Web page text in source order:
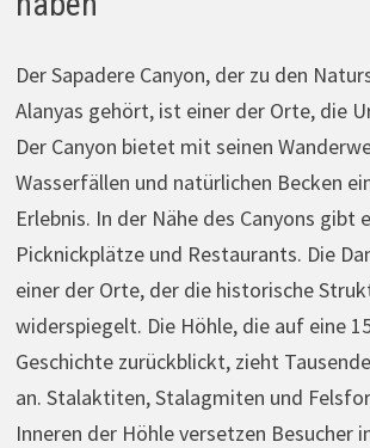
Der Sapadere Canyon, der zu den
Alanyas gehört, ist einer der Orte, die
Der Canyon bietet mit seinen
Wasserfällen und natürlichen Becken
Erlebnis. In der Nähe des Canyons gibt
Picknickplätze und Restaurants. Die
einer der Orte, der die historische
widerspiegelt. Die Höhle, die auf eine
Geschichte zurückblickt, zieht
an. Stalaktiten, Stalagmiten und
Inneren der Höhle versetzen Besucher